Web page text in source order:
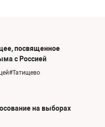
посвященное
с Россией
на выборах